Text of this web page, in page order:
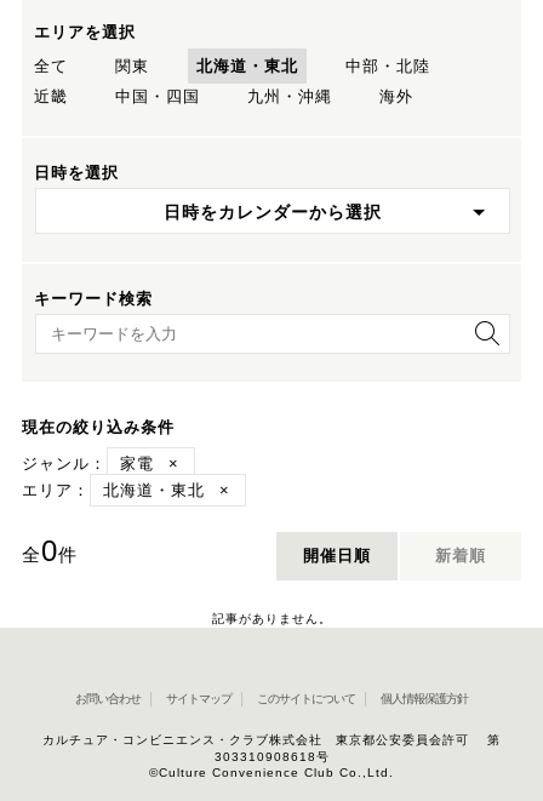
エリアを選択
全て
関東 北海道・東北
中部・北陸
近畿
中国・四国 九州・沖縄 海外
日時を選択
日時をカレンダーから選択
キーワード検索
キーワード検索
現在の絞り込み条件
ジャンル：
家電
×
エリア：
北海道・東北 ×
全0件 開催日順 新着順
記事がありません。
お問い合わせ サイトマップ このサイトについて 個人情報保護方針
カルチュア・コンビニエンス・クラブ株式会社 東京都公安委員会許可 第
303310908618号
©Culture Convenience Club Co.,Ltd.